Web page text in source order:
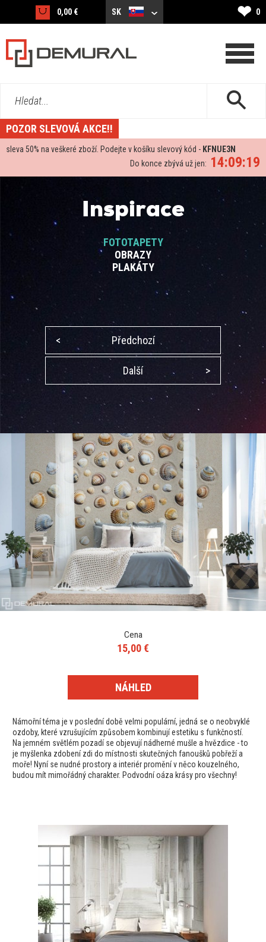
0,00 € SK ❤ 0
Hledat...
POZOR SLEVOVÁ AKCE!!
sleva 50% na veškeré zboží. Podejte v košíku slevový kód - KFNUE3N
14:09:18
Do konce zbývá už jen:
Inspirace
FOTOTAPETY
OBRAZY
PLAKÁTY
< Předchozí
Další >
Cena
15,00 €
NÁHLED
Námořní téma je v poslední době velmi populární, jedná se o neobvyklé
ozdoby, které vzrušujícím způsobem kombinují estetiku s funkčností.
Na jemném světlém pozadí se objevují nádherné mušle a hvězdice - to
je myšlenka zdobení zdi do místnosti skutečných fanoušků pobřeží a
moře! Nyní se nudné prostory a interiér promění v něco kouzelného,
budou mít mimořádný charakter. Podvodní oáza krásy pro všechny!